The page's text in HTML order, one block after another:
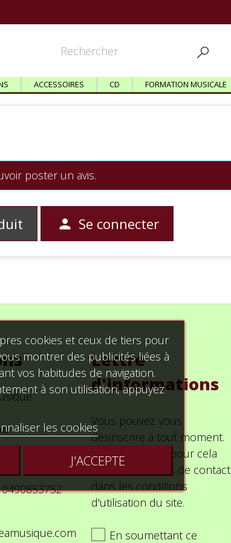

ACCESSOIRES CD FORMATION MUSICALE
poster un avis.
 Se connecter
0490853752
Lettre
d'informations
Vous pouvez vous
désinscrire à tout moment.
Vous trouverez pour cela
nos informations de contact
dans les conditions
d'utilisation du site.
En soumettant ce
cookies et ceux de tiers pour
montrer des publicités liées à
vos habitudes de navigation.
à son utilisation, appuyez
les cookies
J'ACCEPTE